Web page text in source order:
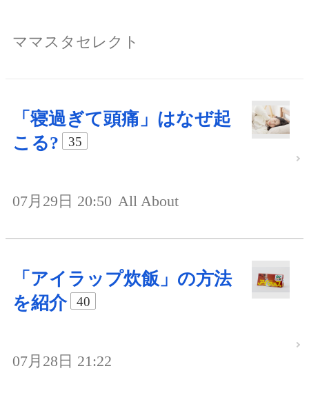
ママスタセレクト
「寝過ぎて頭痛」はなぜ起
こる?
35
07月29日 20:50 All About
「アイラップ炊飯」の方法
を紹介
40
07月28日 21:22